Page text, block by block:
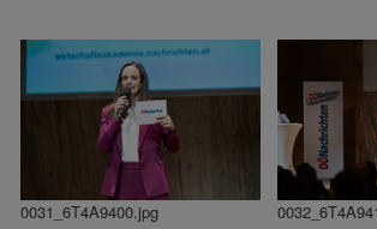
0031_6T4A9400.jpg